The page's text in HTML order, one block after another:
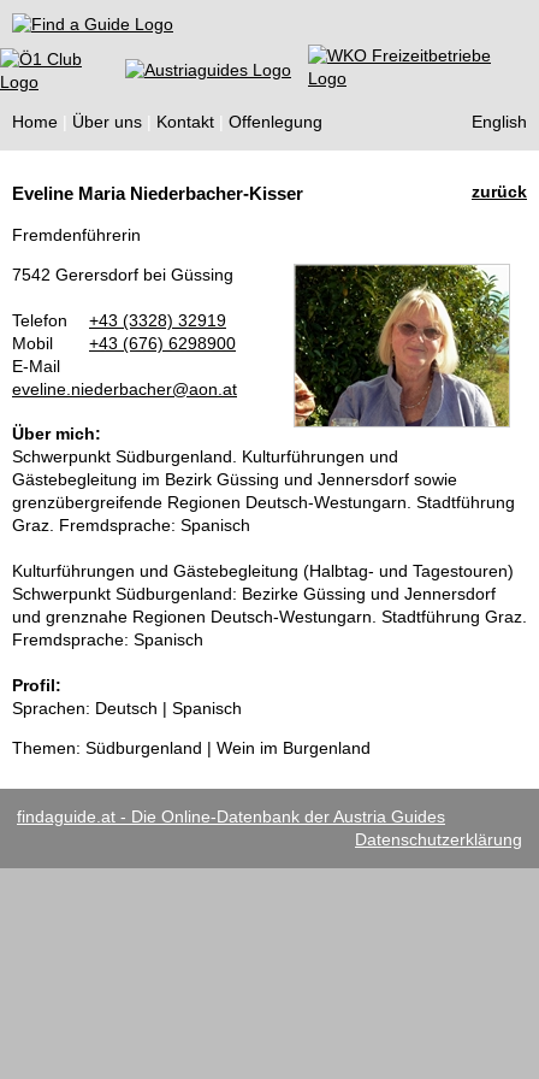
Find a Guide
Home Über uns Kontakt Offenlegung English
Guides
zurück
Eveline Maria Niederbacher-Kisser
Fremdenführerin
7542 Gerersdorf bei Güssing
Telefon
+43 (3328) 32919
Mobil
+43 (676) 6298900
E-Mail
eveline.niederbacher@aon.at
Über mich:
Schwerpunkt Südburgenland. Kulturführungen und
Gästebegleitung im Bezirk Güssing und Jennersdorf sowie
grenzübergreifende Regionen Deutsch-Westungarn. Stadtführung
Graz. Fremdsprache: Spanisch
Kulturführungen und Gästebegleitung (Halbtag- und Tagestouren)
Schwerpunkt Südburgenland: Bezirke Güssing und Jennersdorf
und grenznahe Regionen Deutsch-Westungarn. Stadtführung Graz.
Fremdsprache: Spanisch
Profil:
Sprachen: Deutsch | Spanisch
Themen: Südburgenland | Wein im Burgenland
findaguide.at - Die Online-Datenbank der Austria Guides
Datenschutzerklärung